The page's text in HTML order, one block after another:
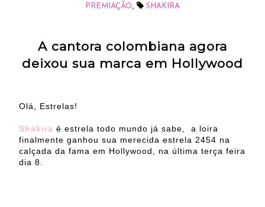
PREMIAÇÃO, SHAKIRA
A cantora colombiana agora
deixou sua marca em Hollywood
Olá, Estrelas!
Shakira é estrela todo mundo já sabe, a loira
finalmente ganhou sua merecida estrela 2454 na
calçada da fama em Hollywood, na última terça feira
dia 8.